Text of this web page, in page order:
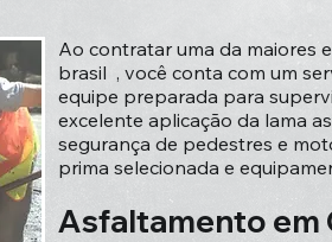
Ao contratar uma da maiores
brasil , você conta com um
equipe preparada para
excelente aplicação da lama
segurança de pedestres e
prima selecionada e
Asfaltamento em